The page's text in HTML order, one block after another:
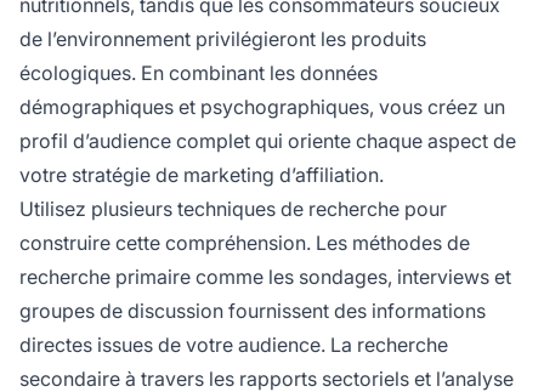
de l’environnement privilégieront les produits
écologiques. En combinant les données
démographiques et psychographiques, vous créez un
profil d’audience complet qui oriente chaque aspect de
votre stratégie de marketing d’affiliation.
Utilisez plusieurs techniques de recherche pour
construire cette compréhension. Les méthodes de
recherche primaire comme les sondages, interviews et
groupes de discussion fournissent des informations
directes issues de votre audience. La recherche
secondaire à travers les rapports sectoriels et l’analyse